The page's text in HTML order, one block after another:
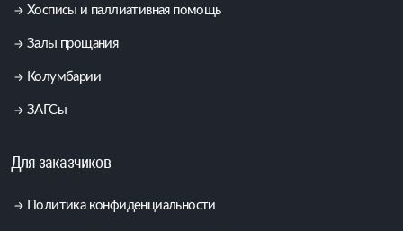
Хосписы и паллиативная помощь
Залы прощания
Колумбарии
ЗАГСы
Для заказчиков
Политика конфиденциальности